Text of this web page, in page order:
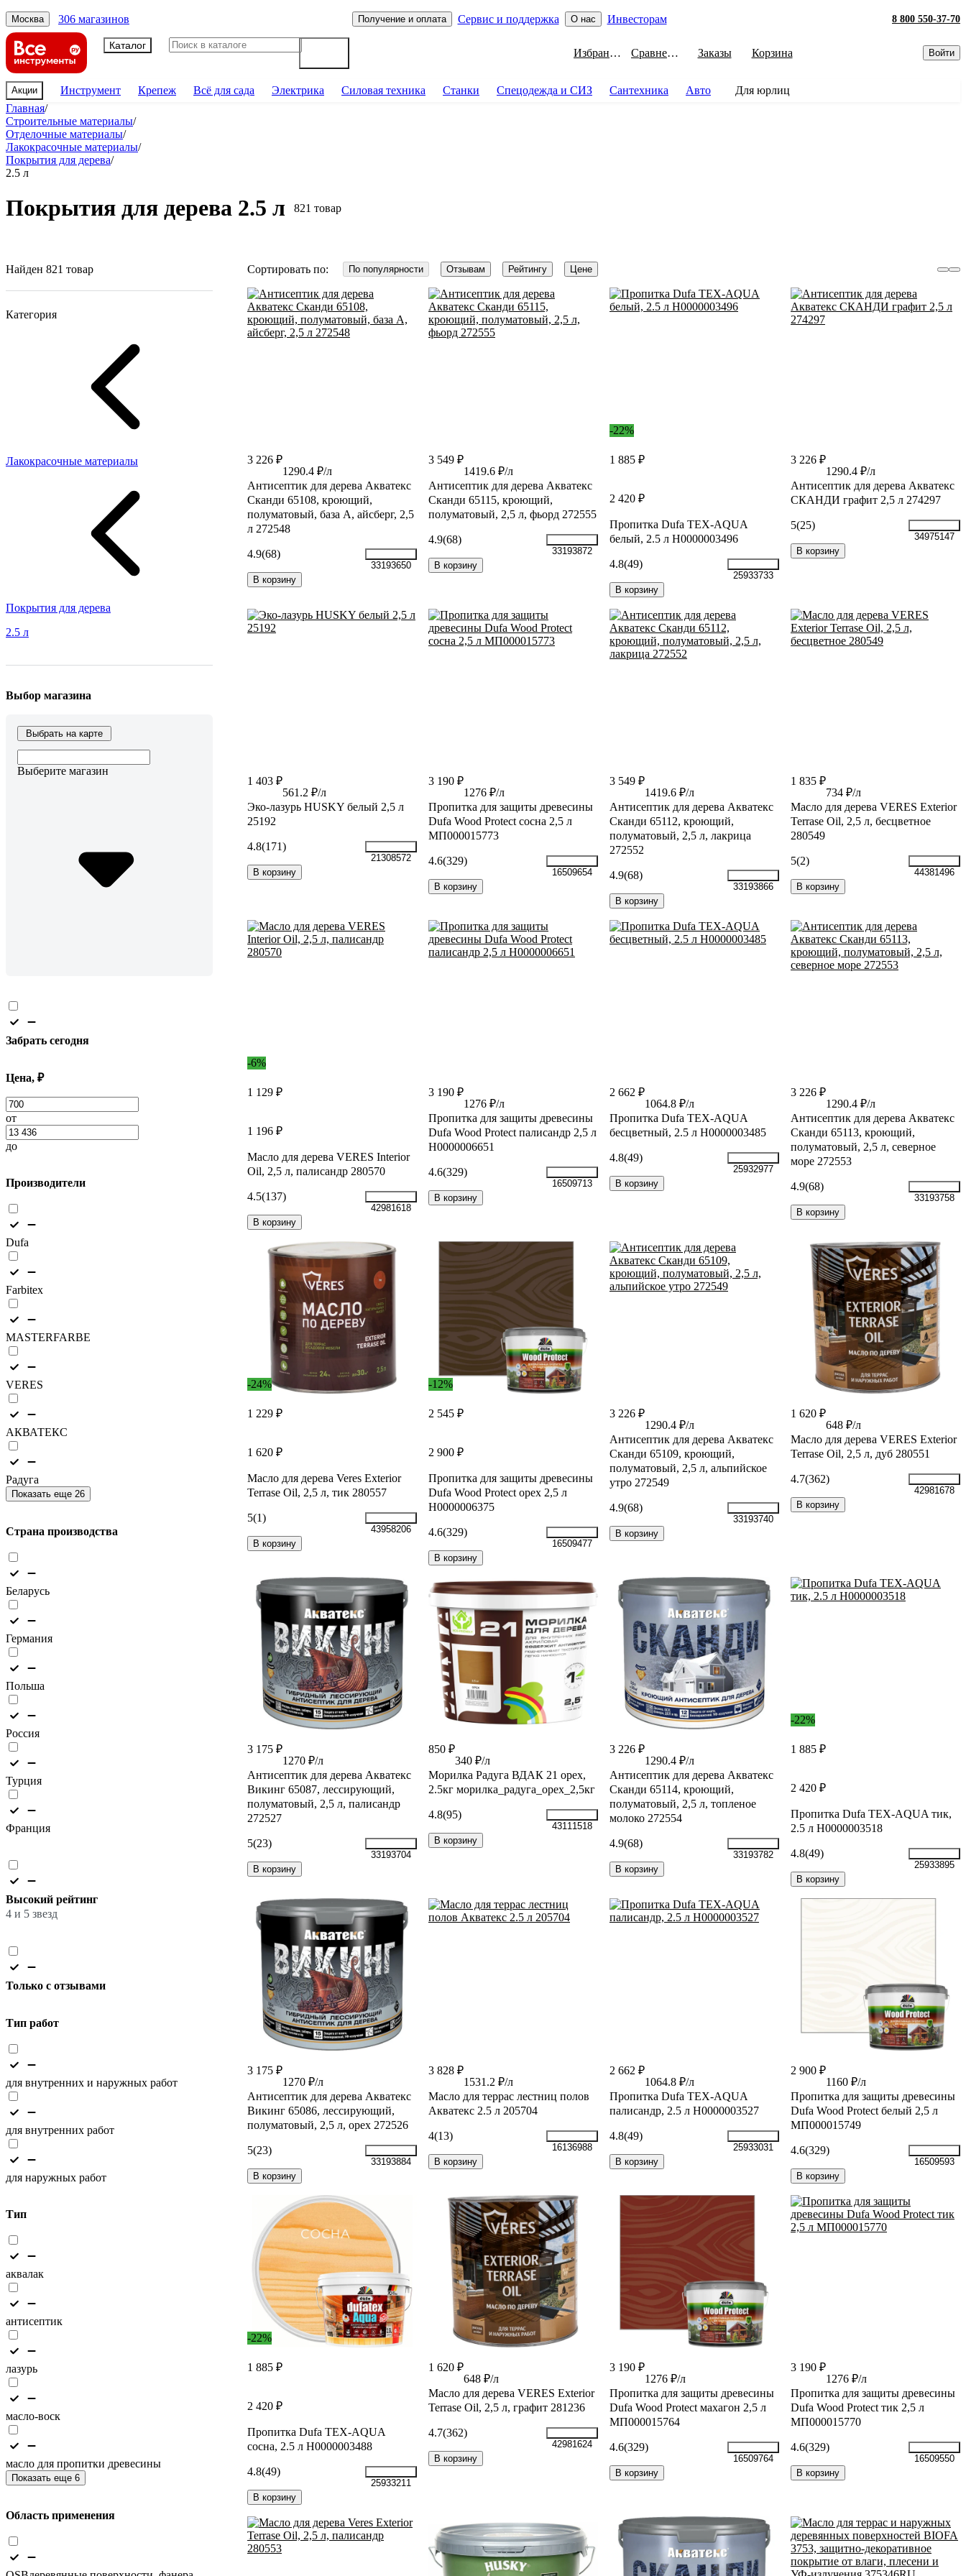
Москва 306 магазинов Получение и оплата Сервис и поддержка О нас Инвесторам 8 800 550-37-70
Каталог
Избранное Сравнение Заказы Корзина Войти
Акции Инструмент Крепеж Всё для сада Электрика Силовая техника Станки Спецодежда и СИЗ Сантехника Авто
Для юрлиц
Главная/
Строительные материалы/
Отделочные материалы/
Лакокрасочные материалы/
Покрытия для дерева/
2.5 л
Покрытия для дерева 2.5 л 821 товар
Найден 821 товар
Категория
Лакокрасочные материалы
Покрытия для дерева
2.5 л
Выбор магазина
Выбрать на карте
Выберите магазин
Забрать сегодня
Цена, ₽
от
до
Производители
Dufa
Farbitex
MASTERFARBE
VERES
АКВАТЕКС
Радуга
Показать еще 26
Страна производства
Беларусь
Германия
Польша
Россия
Турция
Франция
Высокий рейтинг
4 и 5 звезд
Только с отзывами
Тип работ
для внутренних и наружных работ
для внутренних работ
для наружных работ
Тип
аквалак
антисептик
лазурь
масло-воск
масло для пропитки древесины
Показать еще 6
Область применения
Сортировать по: По популярности Отзывам Рейтингу Цене
3 226 ₽
1290.4 ₽/л
Антисептик для дерева Акватекс
Сканди 65108, кроющий,
полуматовый, база A, айсберг, 2,5
л 272548
4.9(68)
33193650
В корзину
3 549 ₽
1419.6 ₽/л
Антисептик для дерева Акватекс
Сканди 65115, кроющий,
полуматовый, 2,5 л, фьорд 272555
4.9(68)
33193872
В корзину
-22%
1 885 ₽
2 420 ₽
Пропитка Dufa TEX-AQUA
белый, 2.5 л Н0000003496
4.8(49)
25933733
В корзину
3 226 ₽
1290.4 ₽/л
Антисептик для дерева Акватекс
СКАНДИ графит 2,5 л 274297
5(25)
34975147
В корзину
1 403 ₽
561.2 ₽/л
Эко-лазурь HUSKY белый 2,5 л
25192
4.8(171)
21308572
В корзину
3 190 ₽
1276 ₽/л
Пропитка для защиты древесины
Dufa Wood Protect сосна 2,5 л
МП000015773
4.6(329)
16509654
В корзину
3 549 ₽
1419.6 ₽/л
Антисептик для дерева Акватекс
Сканди 65112, кроющий,
полуматовый, 2,5 л, лакрица
272552
4.9(68)
33193866
В корзину
1 835 ₽
734 ₽/л
Масло для дерева VERES Exterior
Terrase Oil, 2,5 л, бесцветное
280549
5(2)
44381496
В корзину
-6%
1 129 ₽
1 196 ₽
Масло для дерева VERES Interior
Oil, 2,5 л, палисандр 280570
4.5(137)
42981618
В корзину
3 190 ₽
1276 ₽/л
Пропитка для защиты древесины
Dufa Wood Protect палисандр 2,5 л
Н0000006651
4.6(329)
16509713
В корзину
2 662 ₽
1064.8 ₽/л
Пропитка Dufa TEX-AQUA
бесцветный, 2.5 л Н0000003485
4.8(49)
25932977
В корзину
3 226 ₽
1290.4 ₽/л
Антисептик для дерева Акватекс
Сканди 65113, кроющий,
полуматовый, 2,5 л, северное
море 272553
4.9(68)
33193758
В корзину
-24%
1 229 ₽
1 620 ₽
Масло для дерева Veres Exterior
Terrase Oil, 2,5 л, тик 280557
5(1)
43958206
В корзину
-12%
2 545 ₽
2 900 ₽
Пропитка для защиты древесины
Dufa Wood Protect орех 2,5 л
Н0000006375
4.6(329)
16509477
В корзину
3 226 ₽
1290.4 ₽/л
Антисептик для дерева Акватекс
Сканди 65109, кроющий,
полуматовый, 2,5 л, альпийское
утро 272549
4.9(68)
33193740
В корзину
1 620 ₽
648 ₽/л
Масло для дерева VERES Exterior
Terrase Oil, 2,5 л, дуб 280551
4.7(362)
42981678
В корзину
3 175 ₽
1270 ₽/л
Антисептик для дерева Акватекс
Викинг 65087, лессирующий,
полуматовый, 2,5 л, палисандр
272527
5(23)
33193704
В корзину
850 ₽
340 ₽/л
Морилка Радуга ВДАК 21 орех,
2.5кг морилка_радуга_орех_2,5кг
4.8(95)
43111518
В корзину
3 226 ₽
1290.4 ₽/л
Антисептик для дерева Акватекс
Сканди 65114, кроющий,
полуматовый, 2,5 л, топленое
молоко 272554
4.9(68)
33193782
В корзину
-22%
1 885 ₽
2 420 ₽
Пропитка Dufa TEX-AQUA тик,
2.5 л Н0000003518
4.8(49)
25933895
В корзину
3 175 ₽
1270 ₽/л
Антисептик для дерева Акватекс
Викинг 65086, лессирующий,
полуматовый, 2,5 л, орех 272526
5(23)
33193884
В корзину
3 828 ₽
1531.2 ₽/л
Масло для террас лестниц полов
Акватекс 2.5 л 205704
4(13)
16136988
В корзину
2 662 ₽
1064.8 ₽/л
Пропитка Dufa TEX-AQUA
палисандр, 2.5 л Н0000003527
4.8(49)
25933031
В корзину
2 900 ₽
1160 ₽/л
Пропитка для защиты древесины
Dufa Wood Protect белый 2,5 л
МП000015749
4.6(329)
16509593
В корзину
-22%
1 885 ₽
2 420 ₽
Пропитка Dufa TEX-AQUA
сосна, 2.5 л Н0000003488
4.8(49)
25933211
В корзину
1 620 ₽
648 ₽/л
Масло для дерева VERES Exterior
Terrase Oil, 2,5 л, графит 281236
4.7(362)
42981624
В корзину
3 190 ₽
1276 ₽/л
Пропитка для защиты древесины
Dufa Wood Protect махагон 2,5 л
МП000015764
4.6(329)
16509764
В корзину
3 190 ₽
1276 ₽/л
Пропитка для защиты древесины
Dufa Wood Protect тик 2,5 л
МП000015770
4.6(329)
16509550
В корзину